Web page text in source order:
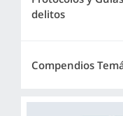
delitos
Compendios